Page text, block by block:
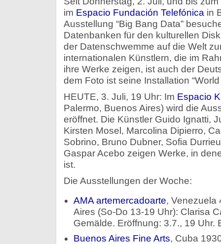
im Espacio Fundación Telefónica in
Ausstellung “Big Bang Data”
Datenbanken für den kulturellen
der Datenschwemme auf die Welt
internationalen Künstlern, die im
ihre Werke zeigen, ist auch der
dem Foto ist seine Installation
HEUTE, 3. Juli, 19 Uhr: Im Espacio
Palermo, Buenos Aires) wird die
eröffnet. Die Künstler Guido Ignatti,
Kirsten Mosel, Marcolina Dipierro,
Sobrino, Bruno Dubner, Sofia
Gaspar Acebo zeigen Werke, in
ist.
Die Ausstellungen der Woche:
AMA artemercadoarte, Venezuela
Aires (So-Do 13-19 Uhr): Clarisa
Gemälde. Eröffnung: 3.7., 19 Uhr.
Buenos Aires Fine Arts, Cuba